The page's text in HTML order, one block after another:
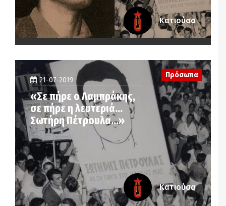
Κατιούσα
21-07-2019
«Σε πήρε ο Λαμπράκης,
σε πήρε η λευτεριά…
Σωτήρη Πέτρουλα…»
Πρόσωπα
Κατιούσα